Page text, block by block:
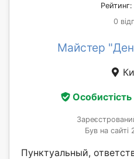
0
Майстер
Був на
Пунктуальный,